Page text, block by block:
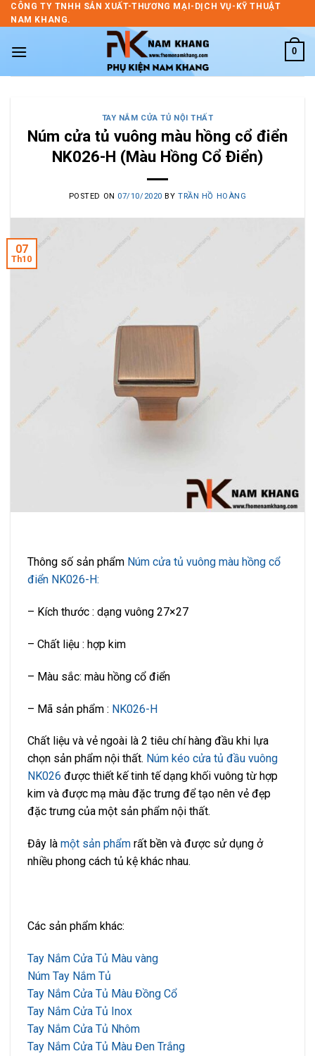
Skip
to
CÔNG TY TNHH SẢN XUẤT-THƯƠNG MẠI-DỊCH VỤ-KỸ THUẬT
NAM KHANG.
0
TAY NẮM CỬA TỦ NỘI THẤT
Núm cửa tủ vuông màu hồng cổ điển
NK026-H (Màu Hồng Cổ Điển)
POSTED ON 07/10/2020 BYTRẦN HỒ HOÀNG
07
Th10
Thông số sản phẩm Núm cửa tủ vuông màu hồng cổ
điển NK026-H:
– Kích thước : dạng vuông 27×27
– Chất liệu : hợp kim
– Màu sắc: màu hồng cổ điển
– Mã sản phẩm : NK026-H
Chất liệu và vẻ ngoài là 2 tiêu chí hàng đầu khi lựa
chọn sản phẩm nội thất. Núm kéo cửa tủ đầu vuông
NK026 được thiết kế tinh tế dạng khối vuông từ hợp
kim và được mạ màu đặc trưng để tạo nên vẻ đẹp
đặc trưng của một sản phẩm nội thất.
Đây là một sản phẩm rất bền và được sử dụng ở
nhiều phong cách tủ kệ khác nhau.
Các sản phẩm khác:
Tay Nắm Cửa Tủ Màu vàng
Núm Tay Nắm Tủ
Tay Nắm Cửa Tủ Màu Đồng Cổ
Tay Nắm Cửa Tủ Inox
Tay Nắm Cửa Tủ Nhôm
Tay Nắm Cửa Tủ Màu Đen Trắng